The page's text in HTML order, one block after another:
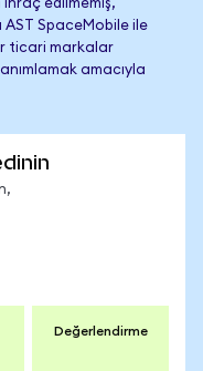
ihraç edilmemiş,
AST SpaceMobile ile
ticari markalar
amacıyla
Değerlendirme